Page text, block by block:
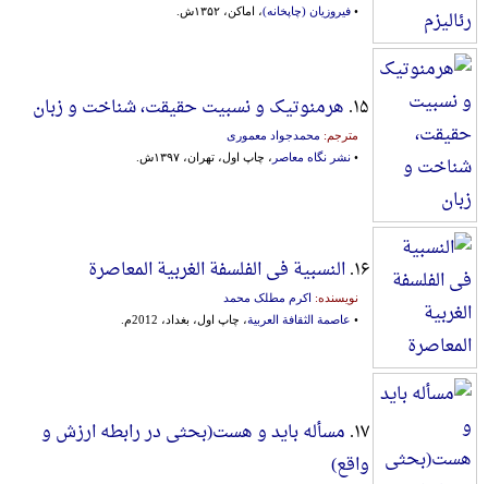
• فیروزیان (چاپخانه)، اماکن، ۱۳۵۲ش.
۱۵. هرمنوتیک و نسبیت حقیقت، شناخت و زبان
مترجم: محمدجواد معموری
• نشر نگاه معاصر ، چاپ اول، تهران، ۱۳۹۷ش.
۱۶. النسبیة فی الفلسفة الغربیة المعاصرة
نویسنده: اکرم مطلک محمد
• عاصمة الثقافة العربیة، چاپ اول، بغداد، 2012م.
۱۷. مسأله باید و هست(بحثی‌ در رابطه‌ ارزش‌ و
واقع‌)